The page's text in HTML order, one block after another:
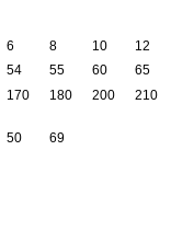
6 8 10
12
54 55 60
65
170 180 200
210
50
69